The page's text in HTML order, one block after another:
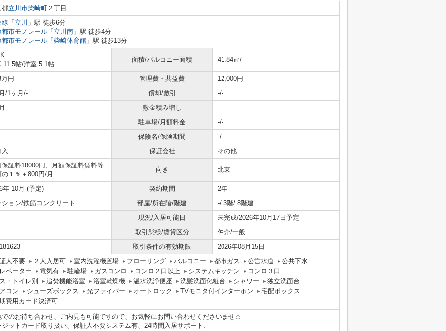
都立川市柴崎町 ２丁目
線 「 立川 」駅 徒歩6分
都市モノレール 「 立川南 」駅 徒歩4分
都市モノレール 「 柴崎体育館 」駅 徒歩13分
11.5帖/洋室 5.1帖
面積/バルコニー面積 41.84㎡/-
円 管理費・共益費
12,000円
/1ヶ月/-
償却/敷引
-/-
敷金積み増し
-
駐車場/月額料金
-/-
保険名/保険期間
-/-
入
保証会社
その他
保証料18000円、月額保証料賃料等
の１％＋800円/月
向き 北東
年 10月 (予定) 契約期間
2年
ション/鉄筋コンクリート
部屋/所在階/階建
-/ 3階/ 8階建
現況/入居可能日
未完成/2026年10月17日予定
取引態様/賃貸区分
仲介/一般
取引条件の有効期限
2026年08月15日
人不要
２人入居可 室内洗濯機置場 フローリング バルコニー 都市ガス 公営水道
公共下水
ベーター
電気有 駐輪場 ガスコンロ コンロ２口以上 システムキッチン
コンロ３口
・トイレ別
追焚機能浴室 浴室乾燥機 温水洗浄便座 洗髪洗面化粧台 シャワー
独立洗面台
コン
シューズボックス 光ファイバー オートロック TVモニタ付インターホン
宅配ボックス
費用カード決済可
でのお待ち合わせ、ご内見も可能ですので、お気軽にお問い合わせくださいませ☆
ジットカード取り扱い、保証人不要システム有、24時間入居サポート、